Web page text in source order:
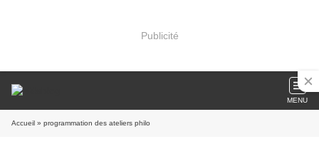
Publicité
MENU
Accueil » programmation des ateliers philo